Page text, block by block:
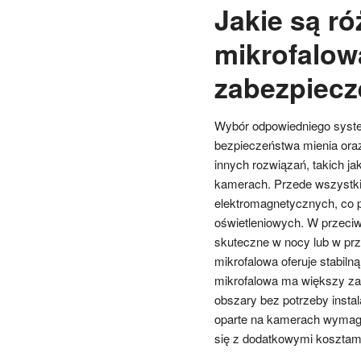
Jakie są
Wybór odpowiedniego
bezpieczeństwa mienia
innych rozwiązań, takich
kamerach. Przede
elektromagnetycznych, co
oświetleniowych. W
skuteczne w nocy lub w
mikrofalowa oferuje
mikrofalowa ma większy
obszary bez potrzeby
oparte na kamerach
się z dodatkowymi